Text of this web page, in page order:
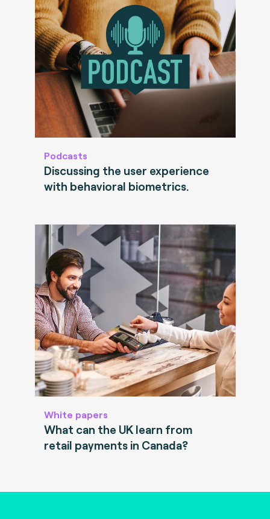
Podcasts
Discussing the user experience
with behavioral biometrics.
White papers
What can the UK learn from
retail payments in Canada?